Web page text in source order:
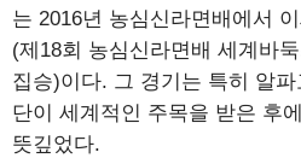
는 2016년 농심신라면배에서
(제18회 농심신라면배 세계바
집승)이다. 그 경기는 특히 알
단이 세계적인 주목을 받은 후
뜻깊었다.